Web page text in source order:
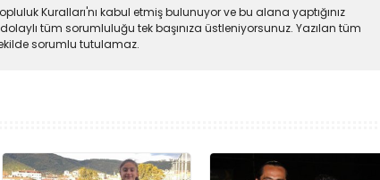
Kuralları'nı kabul etmiş bulunuyor ve bu alana yaptığınız
tüm sorumluluğu tek başınıza üstleniyorsunuz. Yazılan tüm
sorumlu tutulamaz.